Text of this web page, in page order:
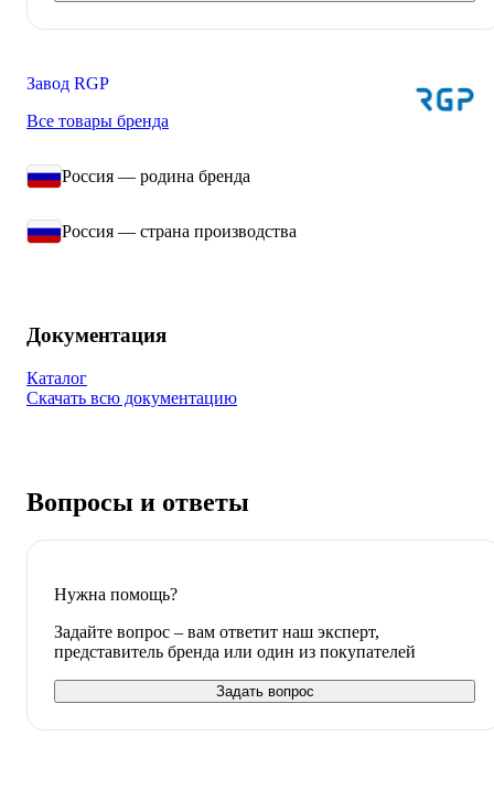
Завод RGP
Все товары бренда
Россия — родина бренда
Россия — страна производства
Документация
Каталог
Скачать всю документацию
Вопросы и ответы
Нужна помощь?
Задайте вопрос – вам ответит наш эксперт,
представитель бренда или один из покупателей
Задать вопрос